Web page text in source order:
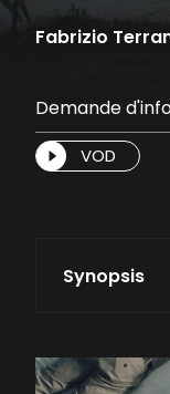
Fabrizio
Demande
VOD
Synopsis